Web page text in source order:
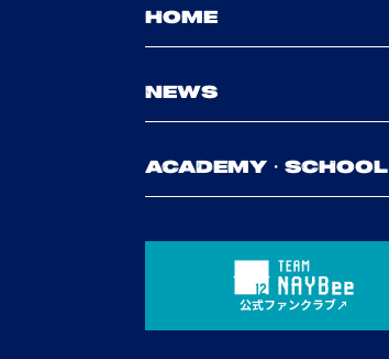
HOME
NEWS
ACADEMY・SCHOOL
公式ファンクラブ